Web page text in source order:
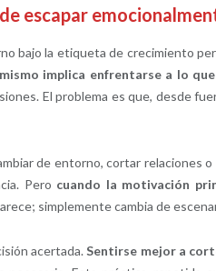
escapar
bajo la etiqueta de crecimiento
implica enfrentarse a lo
El problema es que, desde
de entorno, cortar relaciones
Pero cuando la motivación
simplemente cambia de
acertada.Sentirse mejor a